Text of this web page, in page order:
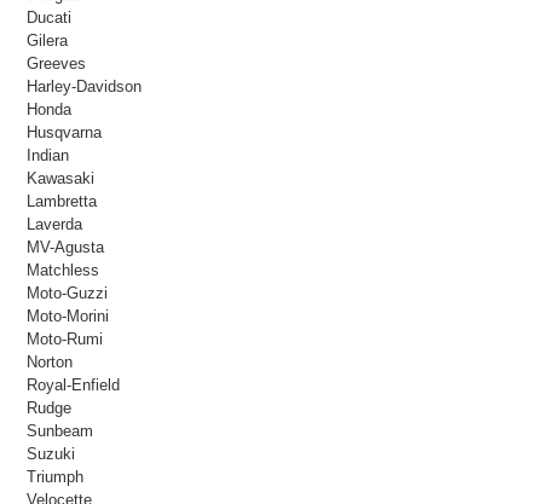
Ducati
Gilera
Greeves
Harley-Davidson
Honda
Husqvarna
Indian
Kawasaki
Lambretta
Laverda
MV-Agusta
Matchless
Moto-Guzzi
Moto-Morini
Moto-Rumi
Norton
Royal-Enfield
Rudge
Sunbeam
Suzuki
Triumph
Velocette